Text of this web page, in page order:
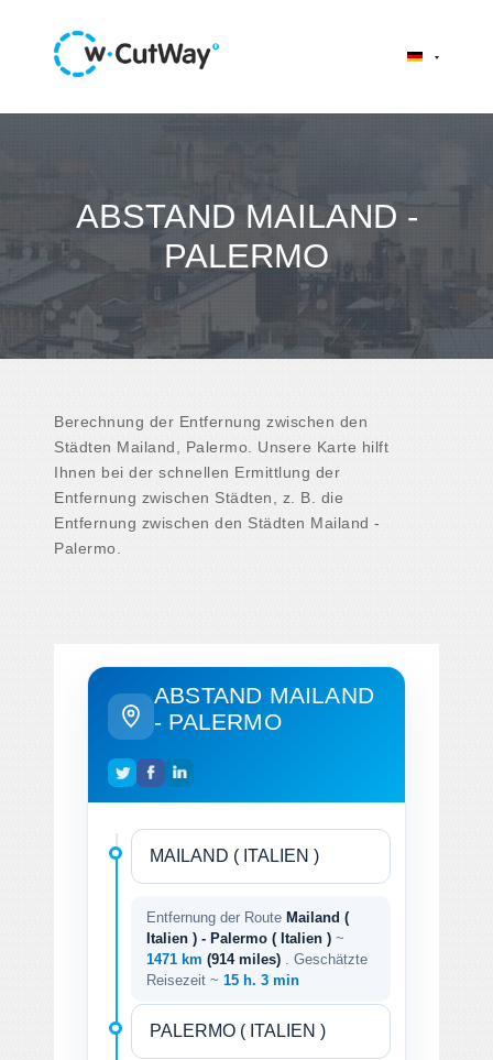
ABSTAND MAILAND -
PALERMO
Berechnung der Entfernung zwischen den
Städten Mailand, Palermo. Unsere Karte hilft
Ihnen bei der schnellen Ermittlung der
Entfernung zwischen Städten, z. B. die
Entfernung zwischen den Städten Mailand -
Palermo.
ABSTAND MAILAND
- PALERMO
Entfernung der Route Mailand (
Italien ) - Palermo ( Italien ) ~
1471 km (914 miles)
. Geschätzte
Reisezeit ~ 15 h. 3 min